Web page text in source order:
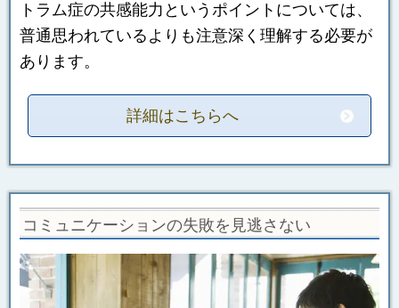
トラム症の共感能力というポイントについては、
普通思われているよりも注意深く理解する必要が
あります。
詳細はこちらへ
コミュニケーションの失敗を見逃さない